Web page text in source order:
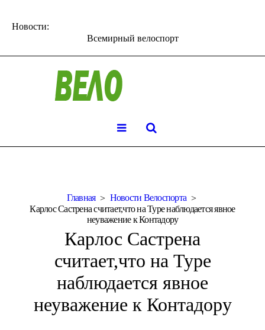
Новости:
Всемирный велоспорт
Главная
Новости Велоспорта
Карлос Састрена считает,что на Туре наблюдается явное
неуважение к Контадору
Карлос Састрена
считает,что на Туре
наблюдается явное
неуважение к Контадору